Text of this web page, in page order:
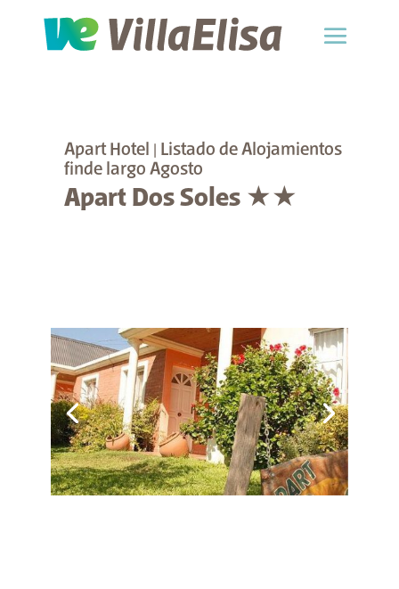
Apart Hotel | Listado de Alojamientos
finde largo Agosto
Apart Dos Soles ★★